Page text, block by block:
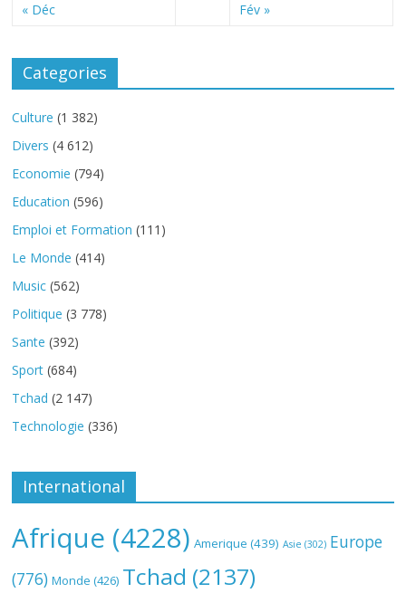
« Déc Fév »
Categories
Culture (1 382)
Divers (4 612)
Economie (794)
Education (596)
Emploi et Formation (111)
Le Monde (414)
Music (562)
Politique (3 778)
Sante (392)
Sport (684)
Tchad (2 147)
Technologie (336)
International
Afrique (4228) Amerique (439) Asie (302) Europe
(776) Monde (426) Tchad (2137)